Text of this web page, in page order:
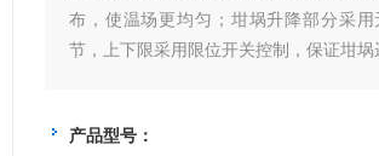
布，使温场更均匀；坩埚升降部分采
节，上下限采用限位开关控制，保证坩埚
产品型号：